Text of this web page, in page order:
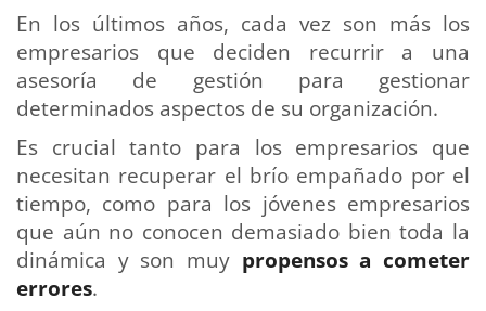
En los últimos años, cada vez son más los
empresarios que deciden recurrir a una
asesoría de gestión para gestionar
determinados aspectos de su organización.
Es crucial tanto para los empresarios que
necesitan recuperar el brío empañado por el
tiempo, como para los jóvenes empresarios
que aún no conocen demasiado bien toda la
dinámica y son muy propensos a cometer
errores.